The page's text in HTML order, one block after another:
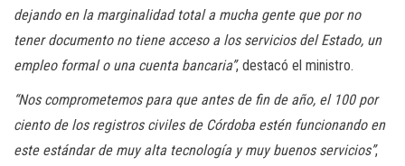
dejando en la marginalidad total a mucha gente que por no
tener documento no tiene acceso a los servicios del Estado, un
empleo formal o una cuenta bancaria”, destacó el ministro.
“Nos comprometemos para que antes de fin de año, el 100 por
ciento de los registros civiles de Córdoba estén funcionando en
este estándar de muy alta tecnología y muy buenos servicios”,